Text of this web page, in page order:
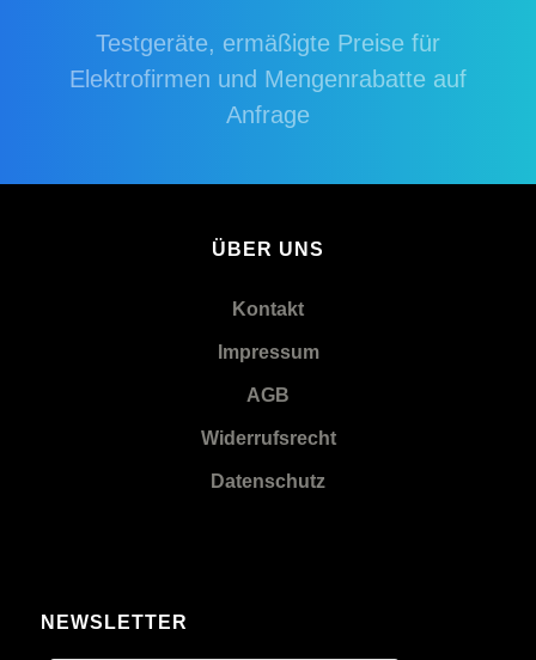
Testgeräte, ermäßigte Preise für
Elektrofirmen und Mengenrabatte auf
Anfrage
ÜBER UNS
Kontakt
Impressum
AGB
Widerrufsrecht
Datenschutz
NEWSLETTER